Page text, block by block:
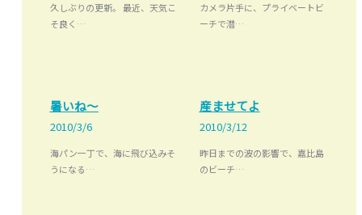
久しぶりの更新。 最近、天気こ
そ良く…
カメラ片手に、プライベートビ
ーチで潜…
暑いね～
2010/3/6
海パン一丁で、海に飛び込みそ
うになる…
産ませてよ
2010/3/12
昨日までの波の影響で、嘉比島
のビーチ…